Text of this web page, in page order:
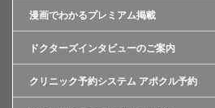
漫画でわかるプレミアム掲載
ドクターズインタビューのご案内
クリニック予約システム アポクル予約